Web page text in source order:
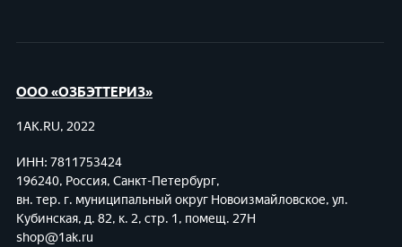
ООО «ОЗБЭТТЕРИЗ»
1AK.RU, 2022
ИНН: 7811753424
196240, Россия, Санкт-Петербург,
вн. тер. г. муниципальный округ Новоизмайловское, ул.
Кубинская, д. 82, к. 2, стр. 1, помещ. 27Н
shop@1ak.ru